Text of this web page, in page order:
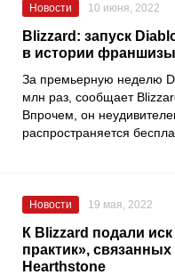
Новости 10 июня, 2022
Blizzard: запуск
в истории франшизы
За премьерную неделю
млн раз, сообщает
Впрочем, он
распространяется
Новости 19 мая, 2022
К Blizzard подали
практик»,
Hearthstone